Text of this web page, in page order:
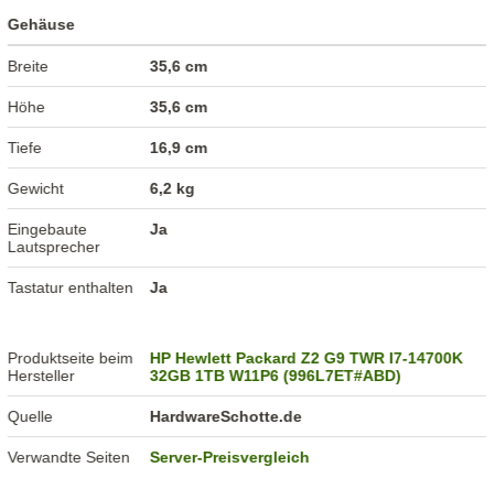
Gehäuse
Breite 35,6 cm
Höhe 35,6 cm
Tiefe 16,9 cm
Gewicht 6,2 kg
Eingebaute
Lautsprecher
Ja
Tastatur enthalten Ja
Produktseite beim
Hersteller
HP Hewlett Packard Z2 G9 TWR I7-14700K
32GB 1TB W11P6 (996L7ET#ABD)
Quelle HardwareSchotte.de
Verwandte Seiten Server-Preisvergleich